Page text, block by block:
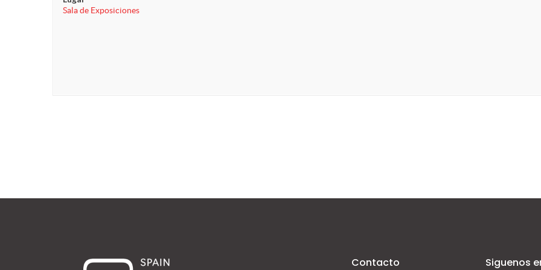
Sala de Exposiciones
Contacto Siguenos